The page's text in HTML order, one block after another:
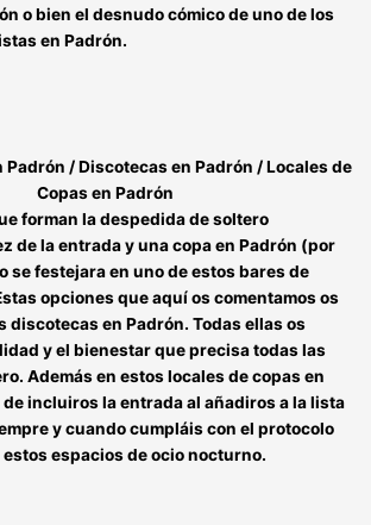
o bien el desnudo cómico de uno de los
en Padrón.
Padrón / Discotecas en Padrón / Locales de
Copas en Padrón
forman la despedida de soltero
de laentrada y una copa en Padrón (por
se festejara en uno de estosbares de
opciones que aquí os comentamos os
discotecas en Padrón. Todas ellas os
y el bienestar que precisa todas las
Además en estoslocales de copas en
incluiros la entrada al añadiros a la lista
y cuando cumpláis con el protocolo
espacios de ocio nocturno.